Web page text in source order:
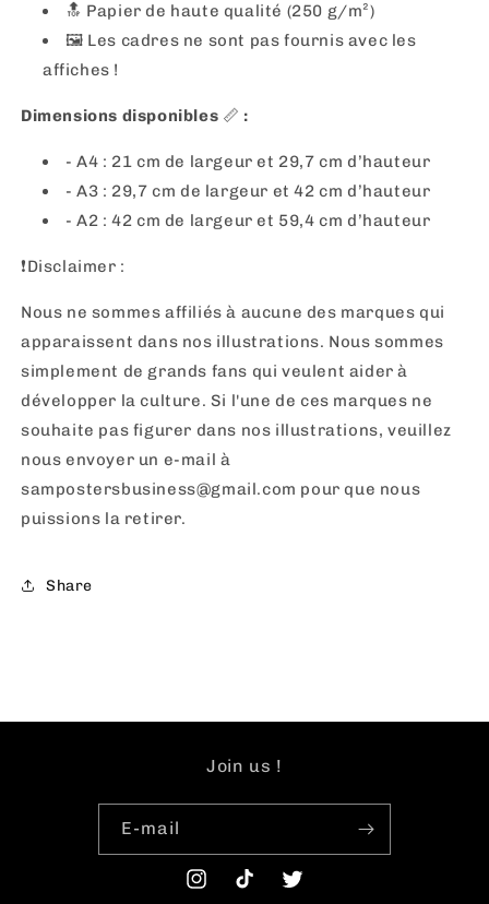
🔝 Papier de haute qualité (250 g/m²)
🖼 Les cadres ne sont pas fournis avec les
affiches !
Dimensions disponibles 📏 :
- A4 : 21 cm de largeur et 29,7 cm d’hauteur
- A3 : 29,7 cm de largeur et 42 cm d’hauteur
- A2 : 42 cm de largeur et 59,4 cm d’hauteur
❗️Disclaimer :
Nous ne sommes affiliés à aucune des marques qui
apparaissent dans nos illustrations. Nous sommes
simplement de grands fans qui veulent aider à
développer la culture. Si l'une de ces marques ne
souhaite pas figurer dans nos illustrations, veuillez
nous envoyer un e-mail à
sampostersbusiness@gmail.com pour que nous
puissions la retirer.
Share
Join us !
E-mail
InstagramTikTok Twitter